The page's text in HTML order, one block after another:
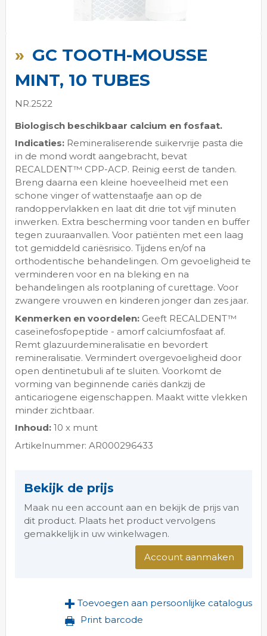
GC TOOTH-MOUSSE
MINT, 10 TUBES
NR.2522
Biologisch beschikbaar calcium en fosfaat.
Indicaties:Remineraliserende suikervrije pasta die
in de mond wordt aangebracht, bevat
RECALDENT™ CPP-ACP. Reinig eerst de tanden.
Breng daarna een kleine hoeveelheid met een
schone vinger of wattenstaafje aan op de
randoppervlakken en laat dit drie tot vijf minuten
inwerken. Extra bescherming voor tanden en buffer
tegen zuuraanvallen. Voor patiënten met een laag
tot gemiddeld cariësrisico. Tijdens en/of na
orthodentische behandelingen. Om gevoeligheid te
verminderen voor en na bleking en na
behandelingen als rootplaning of curettage. Voor
zwangere vrouwen en kinderen jonger dan zes jaar.
Kenmerken en voordelen:Geeft RECALDENT™
caseïnefosfopeptide - amorf calciumfosfaat af.
Remt glazuurdemineralisatie en bevordert
remineralisatie. Vermindert overgevoeligheid door
open dentinetubuli af te sluiten. Voorkomt de
vorming van beginnende cariës dankzij de
anticariogene eigenschappen. Maakt witte vlekken
minder zichtbaar.
Inhoud:10 x munt
Artikelnummer: AR000296433
Bekijk de prijs
Maak nu een account aan en bekijk de prijs van
dit product. Plaats het product vervolgens
gemakkelijk in uw winkelwagen.
Account aanmaken
Toevoegen aan persoonlijke catalogus
Print barcode
het
van
afbeeldingen-
gallerij